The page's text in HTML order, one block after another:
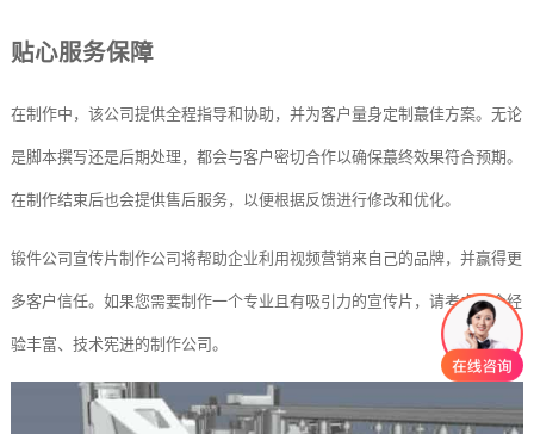
贴心服务保障
在制作中，该公司提供全程指导和协助，并为客户量身定制蕞佳方案。无论
是脚本撰写还是后期处理，都会与客户密切合作以确保蕞终效果符合预期。
在制作结束后也会提供售后服务，以便根据反馈进行修改和优化。
锻件公司宣传片制作公司将帮助企业利用视频营销来自己的品牌，并赢得更
多客户信任。如果您需要制作一个专业且有吸引力的宣传片，请考虑这个经
验丰富、技术宪进的制作公司。